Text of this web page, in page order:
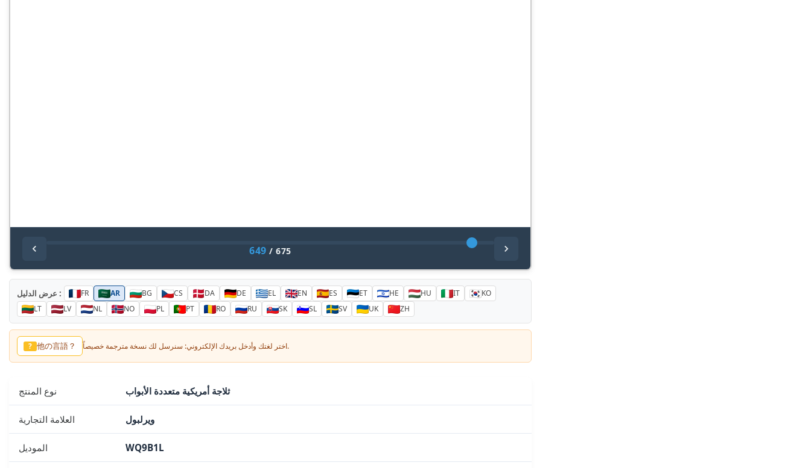
649 /675
عرض الدليل : FR AR BG CS DA DE EL EN ES ET HE HU IT
KO
LT
LV NL NO PL PT RO RU SK SL SV UK ZH
? 他の言語？ اختر لغتك وأدخل بريدك الإلكتروني: سنرسل لك نسخة مترجمة خصيصاً.
نوع المنتج ثلاجة أمريكية متعددة الأبواب
العلامة التجارية ويرلبول
الموديل WQ9B1L